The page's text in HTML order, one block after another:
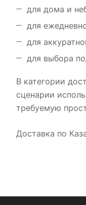
для дома и
для
для
для выбора
В категории
сценарии
требуемую
Доставка по